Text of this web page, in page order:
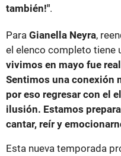
también!".
Para Gianella Neyra,
el elenco completo tiene
vivimos en mayo fue
Sentimos una conexión
por eso regresar con el
ilusión. Estamos
cantar, reír y
Esta nueva temporada